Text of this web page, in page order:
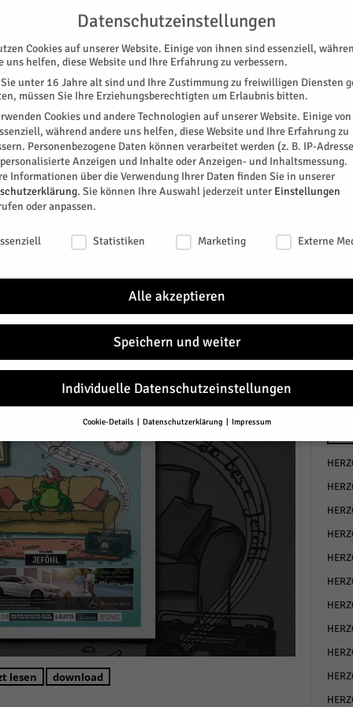
KONTAKT
SPEZIAL E-PAPER KINO GALERIE
lesen download
Datenschutzeinstellungen
Cookies auf unserer Website. Einige von ihnen sind essenziell,
uns helfen, diese Website und Ihre Erfahrung zu verbessern.
unter 16 Jahre alt sind und Ihre Zustimmung zu freiwilligen Diensten
müssen Sie Ihre Erziehungsberechtigten um Erlaubnis bitten.
Cookies und andere Technologien auf unserer Website. Einige
während andere uns helfen, diese Website und Ihre Erfahrung zu
Personenbezogene Daten können verarbeitet werden (z. B. IP-
Anzeigen und Inhalte oder Anzeigen- und Inhaltsmessung.
Informationen über die Verwendung Ihrer Daten finden Sie in unserer
. Sie können Ihre Auswahl jederzeit unter Einstellungen
oder anpassen.
Statistiken Marketing Externe
Alle akzeptieren
Speichern und weiter
Individuelle Datenschutzeinstellungen
Cookie-Details Datenschutzerklärung Impressum
Datenschutzeinstellungen
unter 16 Jahre alt sind und Ihre Zustimmung zu freiwilligen Diensten
müssen Sie Ihre Erziehungsberechtigten um Erlaubnis bitten.
Cookies und andere Technologien auf unserer Website. Einige
während andere uns helfen, diese Website und Ihre Erfahrung zu
Personenbezogene Daten können verarbeitet werden (z. B. IP-
Anzeigen und Inhalte oder Anzeigen- und Inhaltsmessung.
Informationen über die Verwendung Ihrer Daten finden Sie in unserer
.
Sie eine Übersicht über alle verwendeten Cookies. Sie können Ihre
zu ganzen Kategorien geben oder sich weitere Informationen
und so nur bestimmte Cookies auswählen.